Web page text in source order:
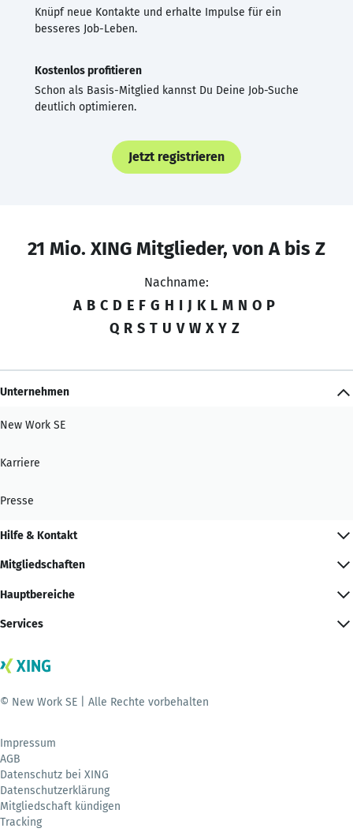
Knüpf neue Kontakte und erhalte Impulse für ein
besseres Job-Leben.
Kostenlos profitieren
Schon als Basis-Mitglied kannst Du Deine Job-Suche
deutlich optimieren.
Jetzt registrieren
21 Mio. XING Mitglieder, von A bis Z
Nachname:
A B C D E F G H I J K L M N O P
Q R S T U V W X Y Z
Unternehmen
New Work SE
Karriere
Presse
Hilfe & Kontakt
Mitgliedschaften
Hauptbereiche
Services
© New Work SE | Alle Rechte vorbehalten
Impressum
AGB
Datenschutz bei XING
Datenschutzerklärung
Mitgliedschaft kündigen
Tracking